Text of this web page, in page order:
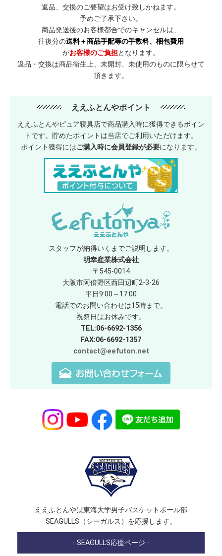
返品、交換のご要望はお受け致しかねます。
予めご了承下さい。
商品発送後のお客様都合でのキャンセルは、
往復分の送料＋商品手配等の手数料、梱包費用
がお客様のご負担となります。
返品・交換は商品衛生上、未開封、未使用のものに限らせて
頂きます。
ええふとんやポイント
ええふとんやピュア寝具店で商品購入時に獲得できるポイン
トです。貯めたポイントは当店でご利用いただけます。
ポイント獲得にはご購入時に会員登録が必要になります。
スタッフが納得いくまでご説明します。
明幸産業株式会社
〒545-0014
大阪市阿倍野区西田辺町2-3-26
平日9:00～17:00
電話でのお問い合わせは15時まで。
祝祭日はお休みです。
TEL:06-6692-1356
FAX:06-6692-1357
contact@eefuton.net
ええふとんやは東海大学男子バスケットボール部
SEAGULLS（シーガルス）を応援します。
- SEAGULLS応援ページ -